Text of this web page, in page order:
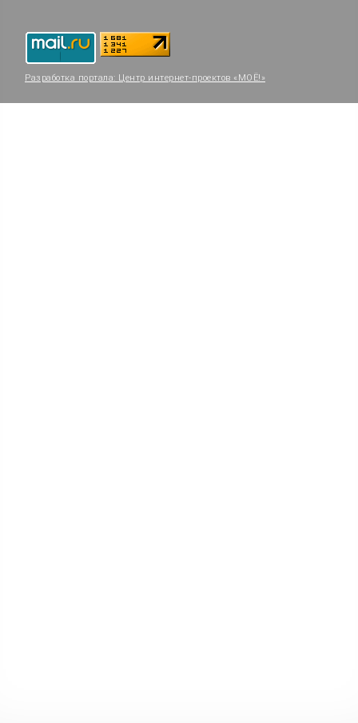
Разработка портала: Центр интернет-проектов «МОЁ!»